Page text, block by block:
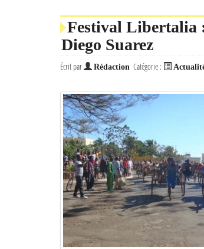
Festival Libertalia :
Diego Suarez
Écrit par Rédaction Catégorie :